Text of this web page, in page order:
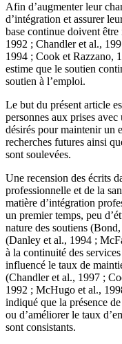
Afin d’augmenter leur
d’intégration et assurer
base continue doivent
1992 ; Chandler et al.,
1994 ; Cook et Razzano,
estime que le soutien
soutien à l’emploi.
Le but du présent article
personnes aux prises
désirés pour maintenir un
recherches futures ainsi
sont soulevées.
Une recension des écrits
professionnelle et de la
matière d’intégration
un premier temps, peu
nature des soutiens
(Danley et al., 1994 ;
à la continuité des
influencé le taux de
(Chandler et al., 1997 ;
1992 ; McHugo et al.,
indiqué que la présence
ou d’améliorer le taux
sont consistants.